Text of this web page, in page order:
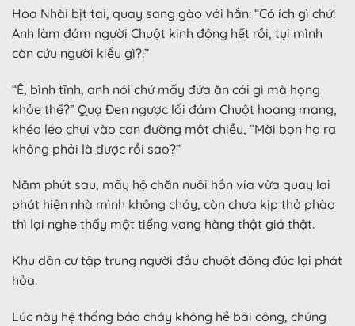
Hoa Nhài bịt tai, quay sang gào với hắn: “Có ích gì chứ!
Anh làm đám người Chuột kinh động hết rồi, tụi mình
còn cứu người kiểu gì?!”
“Ê, bình tĩnh, anh nói chứ mấy đứa ăn cái gì mà họng
khỏe thế?” Quạ Đen ngược lối đám Chuột hoang mang,
khéo léo chui vào con đường một chiều, “Mời bọn họ ra
không phải là được rồi sao?”
Năm phút sau, mấy hộ chăn nuôi hồn vía vừa quay lại
phát hiện nhà mình không cháy, còn chưa kịp thở phào
thì lại nghe thấy một tiếng vang hàng thật giá thật.
Khu dân cư tập trung người đầu chuột đông đúc lại phát
hỏa.
Lúc này hệ thống báo cháy không hề bãi công, chúng